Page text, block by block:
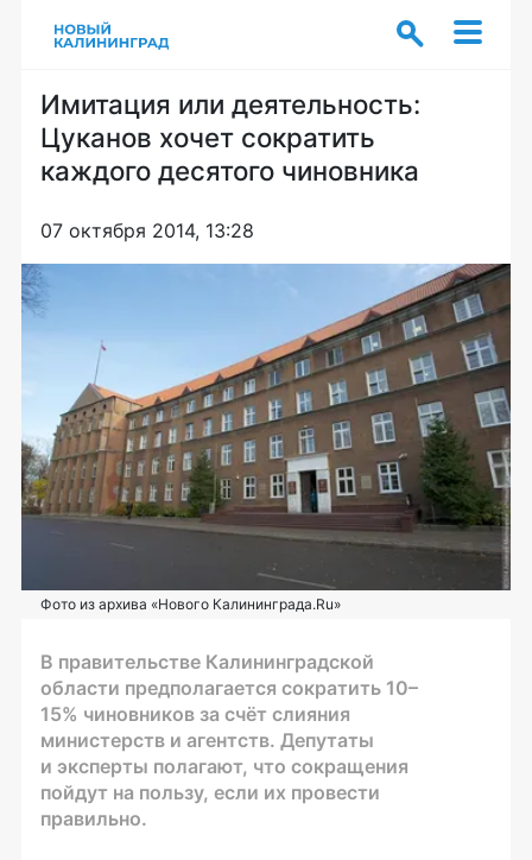
Имитация или деятельность:
Цуканов хочет сократить
каждого десятого чиновника
07 октября 2014, 13:28
Фото из архива «Нового Калининграда.Ru»
В правительстве Калининградской
области предполагается сократить 10–
15% чиновников за счёт слияния
министерств и агентств. Депутаты
и эксперты полагают, что сокращения
пойдут на пользу, если их провести
правильно.